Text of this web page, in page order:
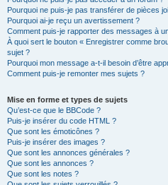
Pourquoi ne puis-je pas transférer de pièces
Pourquoi ai-je reçu un avertissement ?
Comment puis-je rapporter des messages à
À quoi sert le bouton « Enregistrer comme
sujet ?
Pourquoi mon message a-t-il besoin d’être
Comment puis-je remonter mes sujets ?
Mise en forme et types de sujets
Qu’est-ce que le BBCode ?
Puis-je insérer du code HTML ?
Que sont les émoticônes ?
Puis-je insérer des images ?
Que sont les annonces générales ?
Que sont les annonces ?
Que sont les notes ?